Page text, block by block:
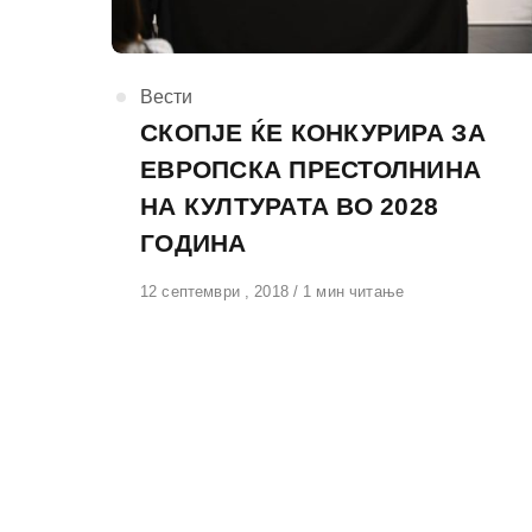
КАтегорија
Вести
СКОПЈЕ ЌЕ КОНКУРИРА ЗА
ЕВРОПСКА ПРЕСТОЛНИНА
НА КУЛТУРАТА ВО 2028
ГОДИНА
Објавено
12 септември , 2018 1 мин читање